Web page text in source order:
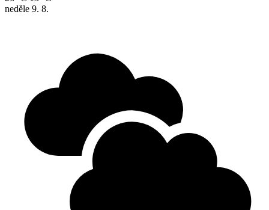
neděle 9. 8.